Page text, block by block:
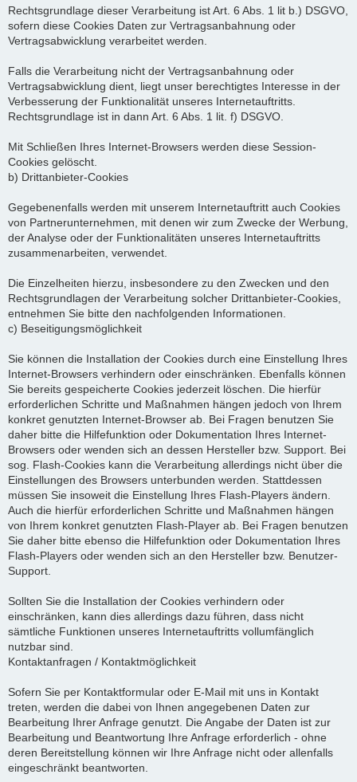
Rechtsgrundlage dieser Verarbeitung ist Art. 6 Abs. 1 lit b.) DSGVO,
sofern diese Cookies Daten zur Vertragsanbahnung oder
Vertragsabwicklung verarbeitet werden.
Falls die Verarbeitung nicht der Vertragsanbahnung oder
Vertragsabwicklung dient, liegt unser berechtigtes Interesse in der
Verbesserung der Funktionalität unseres Internetauftritts.
Rechtsgrundlage ist in dann Art. 6 Abs. 1 lit. f) DSGVO.
Mit Schließen Ihres Internet-Browsers werden diese Session-
Cookies gelöscht.
b) Drittanbieter-Cookies
Gegebenenfalls werden mit unserem Internetauftritt auch Cookies
von Partnerunternehmen, mit denen wir zum Zwecke der Werbung,
der Analyse oder der Funktionalitäten unseres Internetauftritts
zusammenarbeiten, verwendet.
Die Einzelheiten hierzu, insbesondere zu den Zwecken und den
Rechtsgrundlagen der Verarbeitung solcher Drittanbieter-Cookies,
entnehmen Sie bitte den nachfolgenden Informationen.
c) Beseitigungsmöglichkeit
Sie können die Installation der Cookies durch eine Einstellung Ihres
Internet-Browsers verhindern oder einschränken. Ebenfalls können
Sie bereits gespeicherte Cookies jederzeit löschen. Die hierfür
erforderlichen Schritte und Maßnahmen hängen jedoch von Ihrem
konkret genutzten Internet-Browser ab. Bei Fragen benutzen Sie
daher bitte die Hilfefunktion oder Dokumentation Ihres Internet-
Browsers oder wenden sich an dessen Hersteller bzw. Support. Bei
sog. Flash-Cookies kann die Verarbeitung allerdings nicht über die
Einstellungen des Browsers unterbunden werden. Stattdessen
müssen Sie insoweit die Einstellung Ihres Flash-Players ändern.
Auch die hierfür erforderlichen Schritte und Maßnahmen hängen
von Ihrem konkret genutzten Flash-Player ab. Bei Fragen benutzen
Sie daher bitte ebenso die Hilfefunktion oder Dokumentation Ihres
Flash-Players oder wenden sich an den Hersteller bzw. Benutzer-
Support.
Sollten Sie die Installation der Cookies verhindern oder
einschränken, kann dies allerdings dazu führen, dass nicht
sämtliche Funktionen unseres Internetauftritts vollumfänglich
nutzbar sind.
Kontaktanfragen / Kontaktmöglichkeit
Sofern Sie per Kontaktformular oder E-Mail mit uns in Kontakt
treten, werden die dabei von Ihnen angegebenen Daten zur
Bearbeitung Ihrer Anfrage genutzt. Die Angabe der Daten ist zur
Bearbeitung und Beantwortung Ihre Anfrage erforderlich - ohne
deren Bereitstellung können wir Ihre Anfrage nicht oder allenfalls
eingeschränkt beantworten.